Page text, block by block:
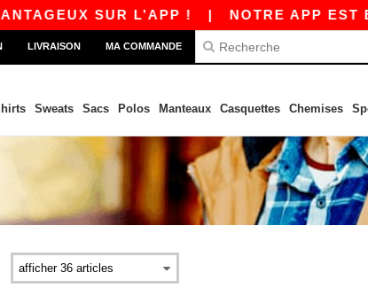
SUR L’APP !| NOTRE APP EST
LIVRAISON MA COMMANDE
Sweats Sacs Polos Manteaux Casquettes Chemises